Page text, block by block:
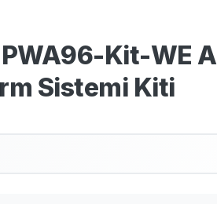
Kit-WE
Sistemi Kiti